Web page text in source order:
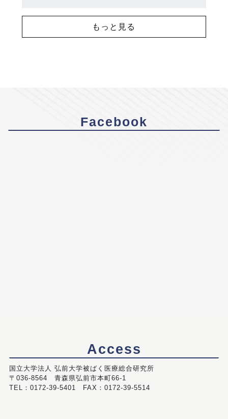
もっと見る
Facebook
Access
国立大学法人 弘前大学被ばく医療総合研究所
〒036-8564 青森県弘前市本町66-1
TEL：0172-39-5401 FAX：0172-39-5514